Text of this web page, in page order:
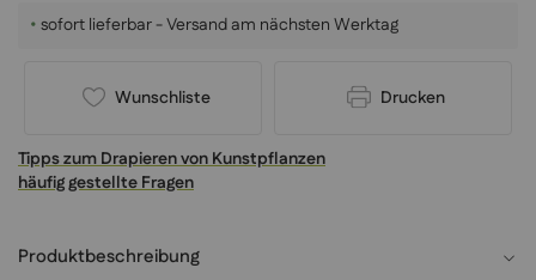
• sofort lieferbar - Versand am nächsten Werktag
Wunschliste Drucken
Tipps zum Drapieren von Kunstpflanzen
häufig gestellte Fragen
Produktbeschreibung